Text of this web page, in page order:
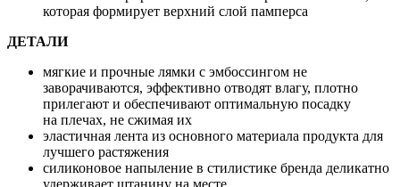
которая формирует верхний слой памперса
ДЕТАЛИ
мягкие и прочные лямки с эмбоссингом не
заворачиваются, эффективно отводят влагу, плотно
прилегают и обеспечивают оптимальную посадку
на плечах, не сжимая их
эластичная лента из основного материала продукта для
лучшего растяжения
силиконовое напыление в стилистике бренда деликатно